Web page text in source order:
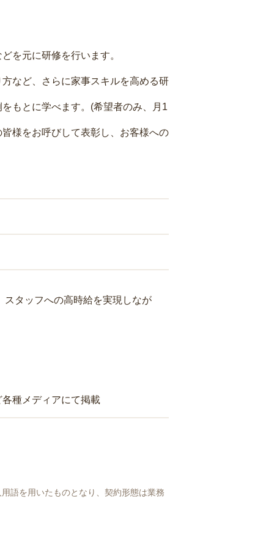
を元に研修を行います。
など、さらに家事スキルを高める研
もとに学べます。(希望者のみ、月1
様をお呼びして表彰し、お客様への
タッフへの高時給を実現しなが
種メディアにて掲載
語を用いたものとなり、契約形態は業務